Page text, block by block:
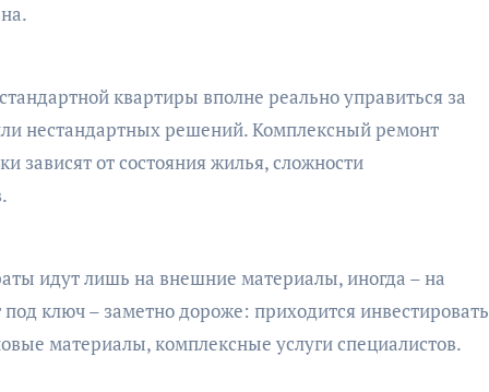
квартиры вполне реально управиться за
нестандартных решений. Комплексный ремонт
зависят от состояния жилья, сложности
идут лишь на внешние материалы, иногда – на
ключ – заметно дороже: приходится инвестировать
материалы, комплексные услуги специалистов.